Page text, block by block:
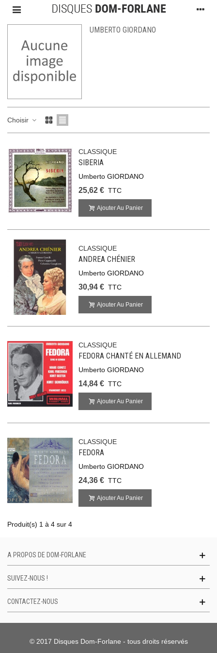
UMBERTO GIORDANO
Choisir
CLASSIQUE
SIBERIA
Umberto GIORDANO
25,62 € TTC
Ajouter Au Panier
CLASSIQUE
ANDREA CHÉNIER
Umberto GIORDANO
30,94 € TTC
Ajouter Au Panier
CLASSIQUE
FEDORA CHANTÉ EN ALLEMAND
Umberto GIORDANO
14,84 € TTC
Ajouter Au Panier
CLASSIQUE
FEDORA
Umberto GIORDANO
24,36 € TTC
Ajouter Au Panier
Produit(s) 1 à 4 sur 4
A PROPOS DE DOM-FORLANE
SUIVEZ-NOUS !
CONTACTEZ-NOUS
© 2017 Disques Dom-Forlane - tous droits réservés